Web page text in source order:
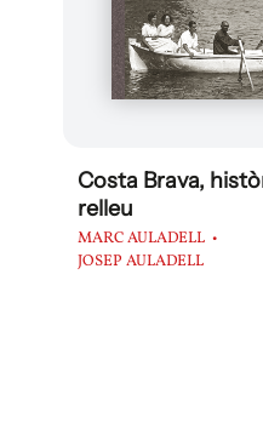
Costa Brava,
relleu
MARC AULADELL
JOSEP AULADELL